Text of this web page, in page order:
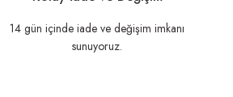
14 gün içinde iade ve değişim imkanı
sunuyoruz.